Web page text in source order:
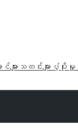
ျား သတင်းများ ပံ့ပိုးမှု